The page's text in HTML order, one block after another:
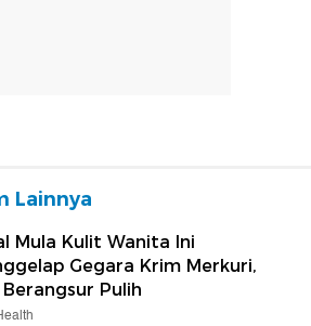
Lainnya
Mula Kulit Wanita Ini
Gegara Krim Merkuri,
Berangsur Pulih